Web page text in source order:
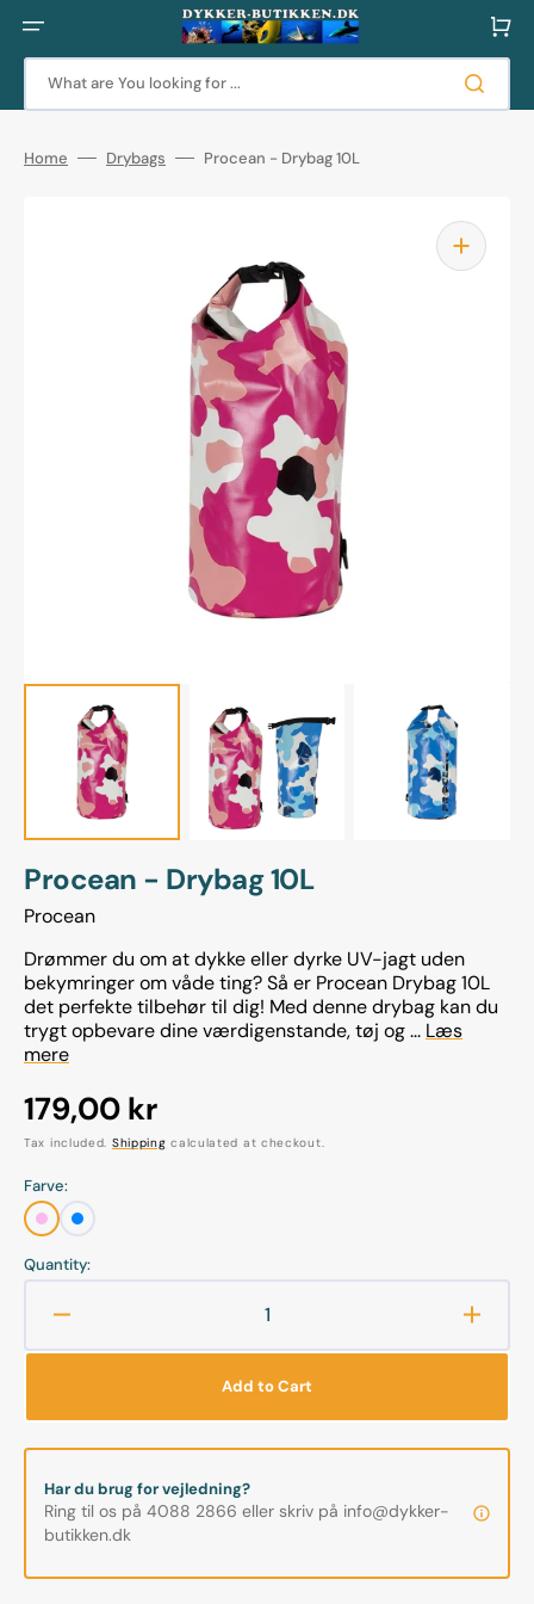
content
What are You looking for ...
Cart
Home Drybags Procean - Drybag 10L
Open
featured
media
in
gallery
view
Procean - Drybag 10L
Procean
Drømmer du om at dykke eller dyrke UV-jagt uden
bekymringer om våde ting? Så er Procean Drybag 10L
det perfekte tilbehør til dig! Med denne drybag kan du
trygt opbevare dine værdigenstande, tøj og ... Læs
mere
Regular
price
179,00 kr
Tax included. Shipping calculated at checkout.
Farve:
PinkBlå
Quantity:
quantity
-
Drybag
-
Add to Cart
Har du brug for vejledning?
Ring til os på 4088 2866 eller skriv på info@dykker-
butikken.dk